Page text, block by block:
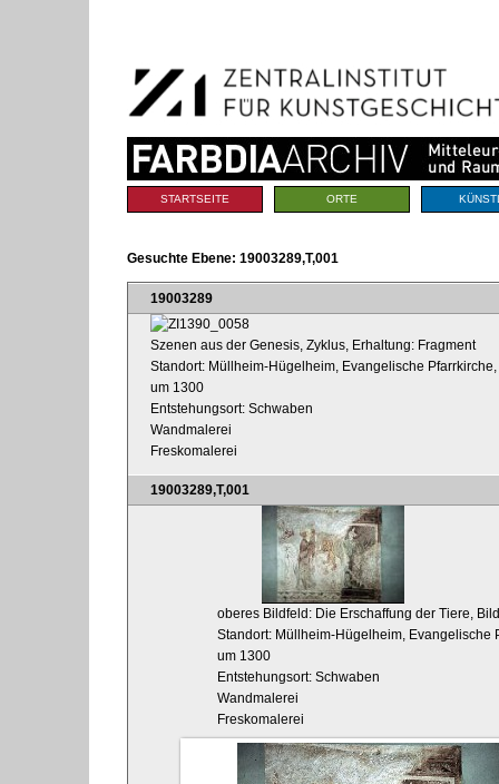
Navigation
Sektionen
STARTSEITE ORTE
Gesuchte Ebene: 19003289,T,001
19003289
Szenen aus der Genesis, Zyklus, Erhaltung: Fragment
Standort: Müllheim-Hügelheim, Evangelische
um 1300
Entstehungsort: Schwaben
Wandmalerei
Freskomalerei
19003289,T,001
oberes Bildfeld: Die Erschaffung der Tiere,
Standort: Müllheim-Hügelheim, Evangelische
um 1300
Entstehungsort: Schwaben
Wandmalerei
Freskomalerei